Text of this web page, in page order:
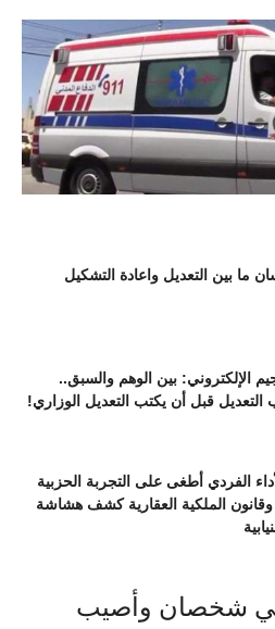
ما بين التعديل واعادة التشكيل
الإلكتروني: بين الوهم والسبق..
التعديل قبل أن يكتب التعديل الوزاري!
الفردي أطغى على التجربة الحزبية
الملكية العقارية كشف هشاشة
شخصان وأصيب